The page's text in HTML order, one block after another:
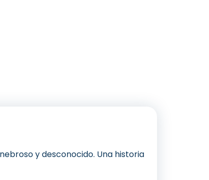
y desconocido. Una historia